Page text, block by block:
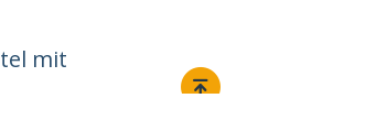
mit